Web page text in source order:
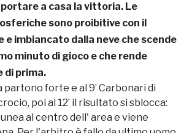
a casa la vittoria. Le
sono proibitive con il
e imbiancato dalla neve che scende
minuto di gioco e che rende
di prima.
partono forte e al 9’ Carbonari di
poi al 12’ il risultato si sblocca:
al centro dell' area e viene